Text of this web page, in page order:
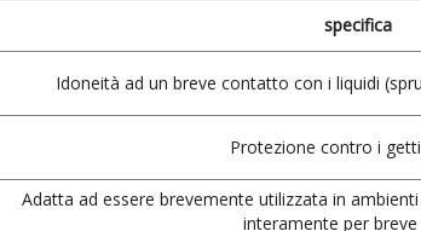
specifica
Idoneità ad un breve contatto con i liquidi
Protezione contro i
Adatta ad essere brevemente utilizzata in
interamente per